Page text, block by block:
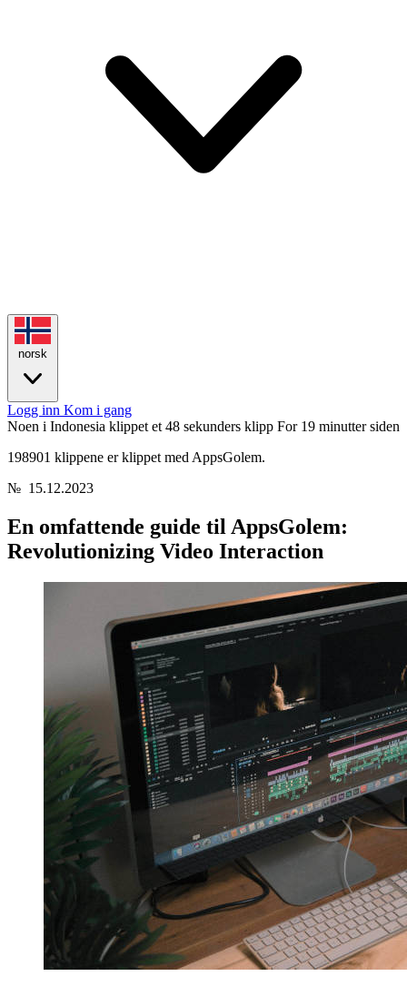
norsk
Logg inn Kom i gang
Noen i Indonesia klippet et 48 sekunders klipp For 19 minutter siden
198901 klippene er klippet med AppsGolem.
№ 15.12.2023
En omfattende guide til AppsGolem:
Revolutionizing Video Interaction